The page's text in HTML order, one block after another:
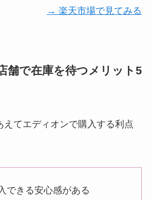
→ 楽天市場で見てみる
舗で在庫を待つメリット5
えてエディオンで購入する利点
できる安心感がある